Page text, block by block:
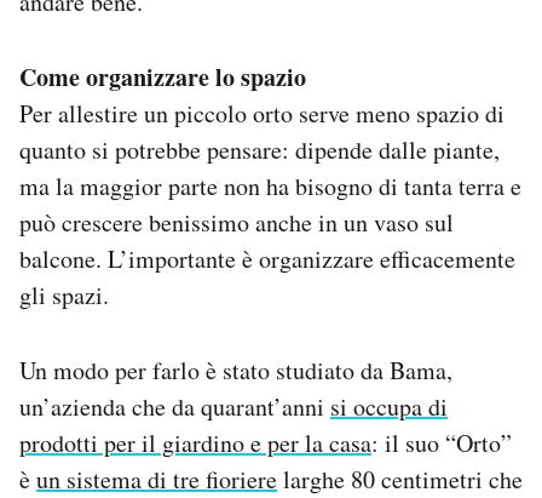
Come organizzare lo spazio
Per allestire un piccolo orto serve meno spazio di
quanto si potrebbe pensare: dipende dalle piante,
ma la maggior parte non ha bisogno di tanta terra e
può crescere benissimo anche in un vaso sul
balcone. L’importante è organizzare efficacemente
gli spazi.
Un modo per farlo è stato studiato da Bama,
un’azienda che da quarant’anni si occupa di
prodotti per il giardino e per la casa: il suo “Orto”
èun sistema di tre fiorierelarghe 80 centimetri che